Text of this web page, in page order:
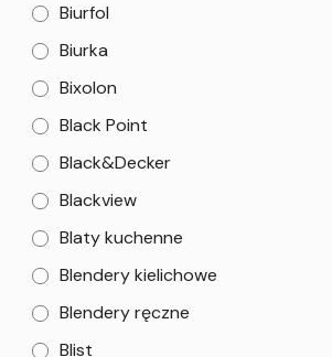
Biurfol
Biurka
Bixolon
Black Point
Black&Decker
Blackview
Blaty kuchenne
Blendery kielichowe
Blendery ręczne
Blist